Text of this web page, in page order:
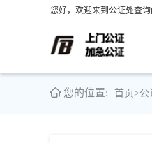
您好，欢迎来到公证处查
您的位置: 首页>公